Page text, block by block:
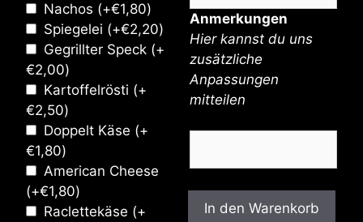
Nachos (+€1,80)
Spiegelei (+€2,20)
Gegrillter Speck (+
€2,00)
Kartoffelrösti (+
€2,50)
Doppelt Käse (+
€1,80)
American Cheese
(+€1,80)
Raclettekäse (+
Anmerkungen
Hier kannst du uns
zusätzliche
Anpassungen
mitteilen
In den Warenkorb